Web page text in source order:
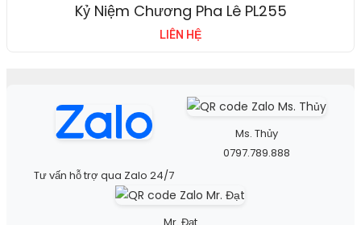
Kỷ Niệm Chương Pha Lê PL255
LIÊN HỆ
Tư vấn hỗ trợ qua Zalo 24/7
Ms. Thủy
0797.789.888